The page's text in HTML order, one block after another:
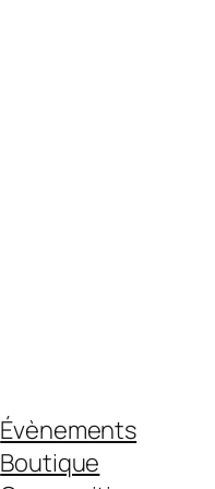
Évènements
Boutique